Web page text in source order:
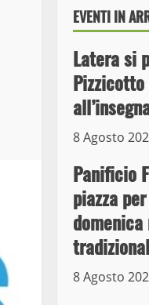
EVENTI IN
Latera si
8 Agosto
Panificio
piazza
8 Agosto
3